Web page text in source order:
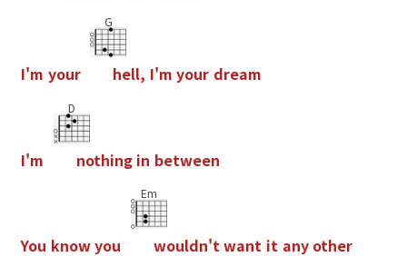
I'm your
G
hell, I'm your dream
I'm
D
nothing in between
You knowyou
Em
wouldn'twant it any other